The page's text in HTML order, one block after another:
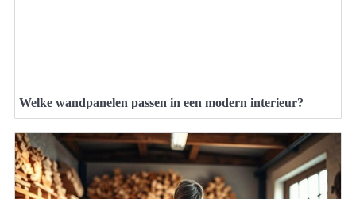
Welke wandpanelen passen in een modern interieur?